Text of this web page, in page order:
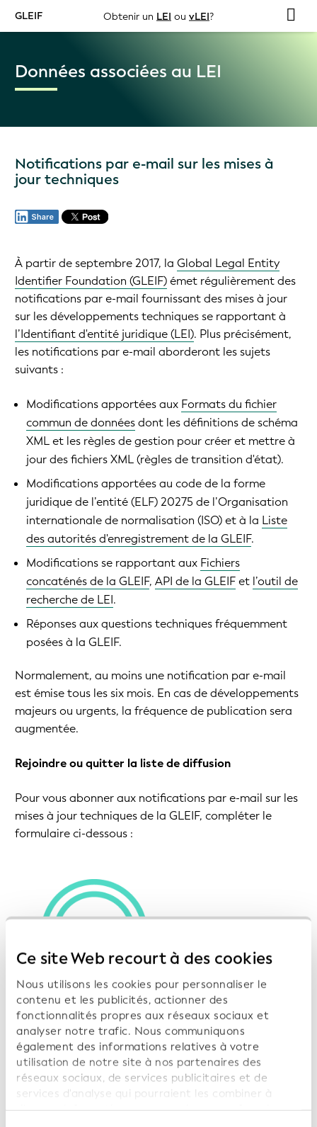
Ce site Web recourt à des cookies
Nous utilisons les cookies pour personnaliser le
contenu et les publicités, actionner des
fonctionnalités propres aux réseaux sociaux et
analyser notre trafic. Nous communiquons
également des informations relatives à votre
utilisation de notre site à nos partenaires des
réseaux sociaux, de services publicitaires et de
services d'analyse qui pourraient les combiner à
d'autres informations que vous leur avez fournies ou
GLEIF Obtenir un LEI ou vLEI?
Données associées au LEI
Notifications par e-mail sur les mises à
jour techniques
À partir de septembre 2017, la Global Legal Entity
Identifier Foundation (GLEIF)émet régulièrement des
notifications par e-mail fournissant des mises à jour
sur les développements techniques se rapportant à
l’Identifiant d'entité juridique (LEI). Plus précisément,
les notifications par e-mail aborderont les sujets
suivants :
Modifications apportées aux Formats du fichier
commun de donnéesdont les définitions de schéma
XML et les règles de gestion pour créer et mettre à
jour des fichiers XML (règles de transition d'état).
Modifications apportées au code de la forme
juridique de l’entité (ELF) 20275 de l’Organisation
internationale de normalisation (ISO) et à la Liste
des autorités d'enregistrement de la GLEIF.
Modifications se rapportant aux Fichiers
concaténés de la GLEIF, API de la GLEIFet l’outil de
recherche de LEI.
Réponses aux questions techniques fréquemment
posées à la GLEIF.
Normalement, au moins une notification par e-mail
est émise tous les six mois. En cas de développements
majeurs ou urgents, la fréquence de publication sera
augmentée.
Rejoindre ou quitter la liste de diffusion
Pour vous abonner aux notifications par e-mail sur les
mises à jour techniques de la GLEIF, compléter le
formulaire ci-dessous :
E-mail
I agree that my personal data may be processed for
information purposes and that technical notification
messages will be sent via email. I can revoke this